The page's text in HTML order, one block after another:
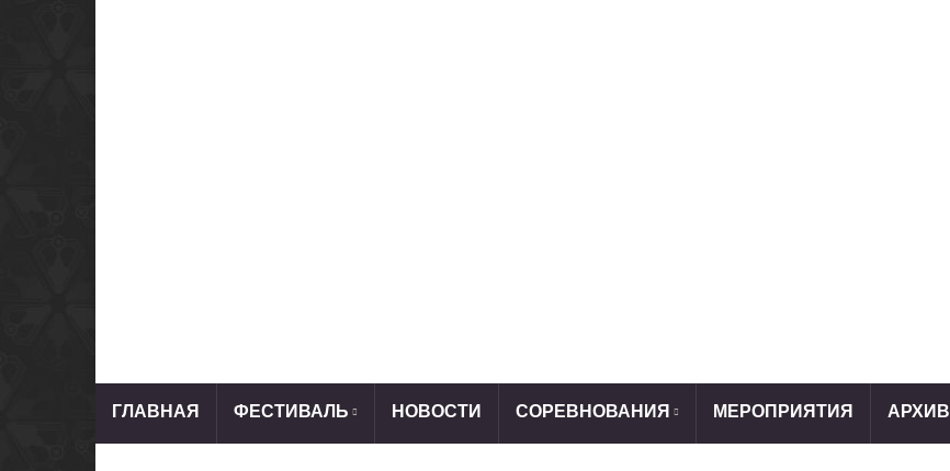
ГЛАВНАЯ ФЕСТИВАЛЬ НОВОСТИ СОРЕВНОВАНИЯ МЕРОПРИЯТИЯ АРХИВ